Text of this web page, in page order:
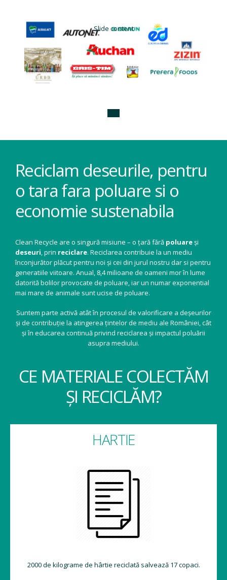
Slide content
Reciclam deseurile, pentru
o tara fara poluare si o
economie sustenabila
Clean Recycle are o singură misiune – o țară fără poluareși
deseuri, prin reciclare. Reciclarea contribuie la un mediu
înconjurător plăcut pentru noi și cei din jurul nostru dar si pentru
generatiile viitoare. Anual, 8,4 milioane de oameni mor în lume
datorită bolilor provocate de poluare, iar un numar exponential
mai mare de animale sunt ucise de poluare.
Suntem parte activă atât în procesul de valorificare a deșeurilor
și de contribuție la atingerea țintelor de mediu ale României, cât
și în educarea continuă privind reciclarea și impactul poluării
asupra mediului.
CE MATERIALE COLECTĂM
ȘI RECICLĂM?
HARTIE
2000 de kilograme de hârtie reciclată salvează 17 copaci.